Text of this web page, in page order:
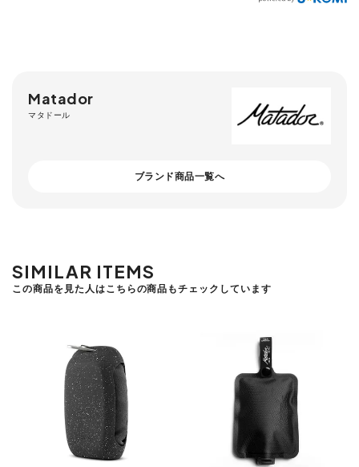
Matador
マタドール
ブランド商品一覧へ
SIMILAR ITEMS
この商品を見た人はこちらの商品もチェックしています